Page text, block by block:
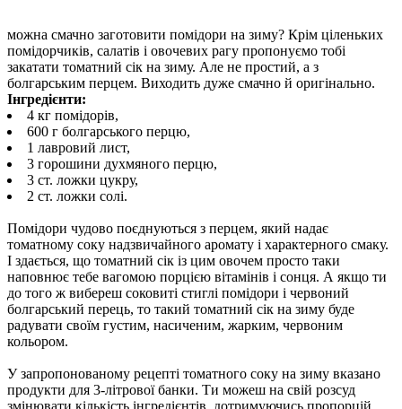
можна смачно заготовити помідори на зиму? Крім ціленьких
помідорчиків, салатів і овочевих рагу пропонуємо тобі
закатати томатний сік на зиму. Але не простий, а з
болгарським перцем. Виходить дуже смачно й оригінально.
Інгредієнти:
4 кг помідорів,
600 г болгарського перцю,
1 лавровий лист,
3 горошини духмяного перцю,
3 ст. ложки цукру,
2 ст. ложки солі.
Помідори чудово поєднуються з перцем, який надає
томатному соку надзвичайного аромату і характерного смаку.
І здається, що томатний сік із цим овочем просто таки
наповнює тебе вагомою порцією вітамінів і сонця. А якщо ти
до того ж вибереш соковиті стиглі помідори і червоний
болгарський перець, то такий томатний сік на зиму буде
радувати своїм густим, насиченим, жарким, червоним
кольором.
У запропонованому рецепті томатного соку на зиму вказано
продукти для 3-літрової банки. Ти можеш на свій розсуд